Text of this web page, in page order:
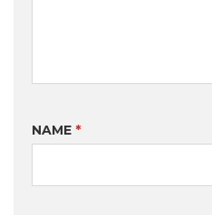
NAME *